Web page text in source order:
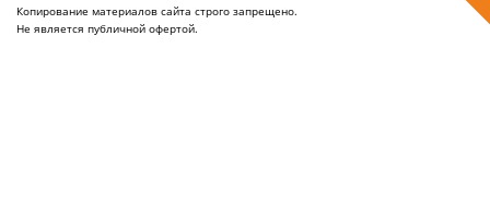
Копирование материалов сайта строго запрещено.
Не является публичной офертой.